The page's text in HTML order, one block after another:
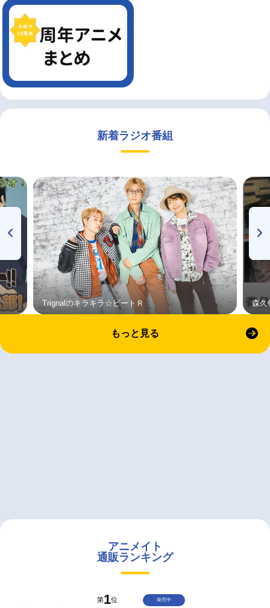
新着ラジオ番組
Trignalのキラキラ☆ビートＲ 森久
もっと見る
アニメイト
通販ランキング
第1位 発売中